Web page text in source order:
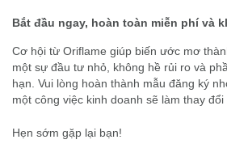
Bắt đầu ngay, hoàn toàn miễn phí và
Cơ hội từ Oriflame giúp biến ước mơ
một sự đầu tư nhỏ, không hề rủi ro và
hạn. Vui lòng hoàn thành mẫu đăng ký
một công việc kinh doanh sẽ làm thay
Hẹn sớm gặp lại bạn!